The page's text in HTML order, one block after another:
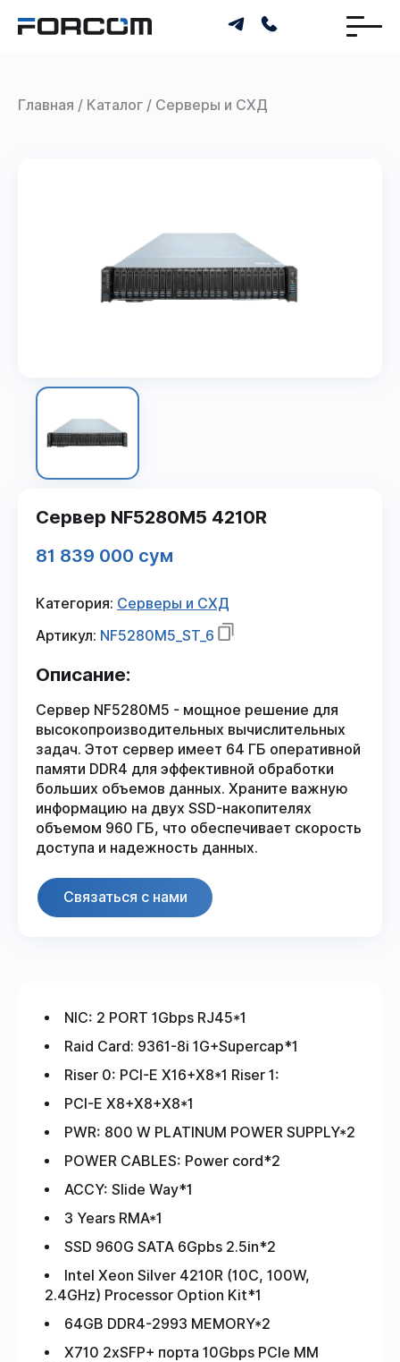
Главная Каталог Серверы и СХД
Сервер NF5280M5 4210R
81 839 000 сум
Категория: Серверы и СХД
Артикул: NF5280M5_ST_6
Описание:
Сервер NF5280M5 - мощное решение для
высокопроизводительных вычислительных
задач. Этот сервер имеет 64 ГБ оперативной
памяти DDR4 для эффективной обработки
больших объемов данных. Храните важную
информацию на двух SSD-накопителях
объемом 960 ГБ, что обеспечивает скорость
доступа и надежность данных.
Связаться с нами
NIC: 2 PORT 1Gbps RJ45*1
Raid Card: 9361-8i 1G+Supercap*1
Riser 0: PCI-E X16+X8*1 Riser 1:
PCI-E X8+X8+X8*1
PWR: 800 W PLATINUM POWER SUPPLY*2
POWER CABLES: Power cord*2
ACCY: Slide Way*1
3 Years RMA*1
SSD 960G SATA 6Gpbs 2.5in*2
Intel Xeon Silver 4210R (10C, 100W,
2.4GHz) Processor Option Kit*1
64GB DDR4-2993 MEMORY*2
X710 2хSFP+ порта 10Gbps PCIe MM